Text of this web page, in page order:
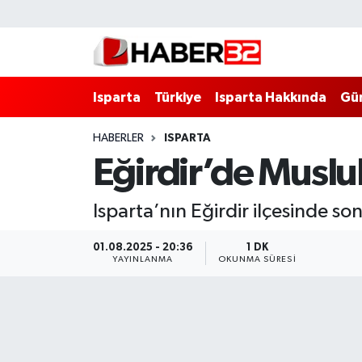
Isparta Türkiye Isparta Hakkında
HABERLER ISPARTA
Eğirdir’de
Isparta’nın Eğirdir ilçesinde
01.08.2025 - 20:36
YAYINLANMA
1 DK
OKUNMA SÜRESI
Isparta Hakkında
Esnaf Diyor ki;
BİLİM VE TEKNOLOJİ
Isparta Nöbetçi Eczaneler
Isparta Hava Durumu
Isparta Trafik Yoğunluk Haritası
Süper Lig Puan Durumu ve Fikstür
Tüm Manşetler